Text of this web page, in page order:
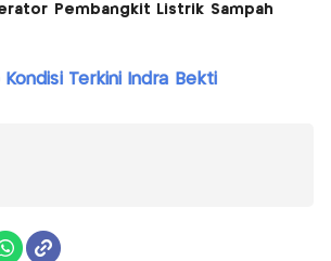
Pembangkit Listrik Sampah
Kondisi Terkini Indra Bekti